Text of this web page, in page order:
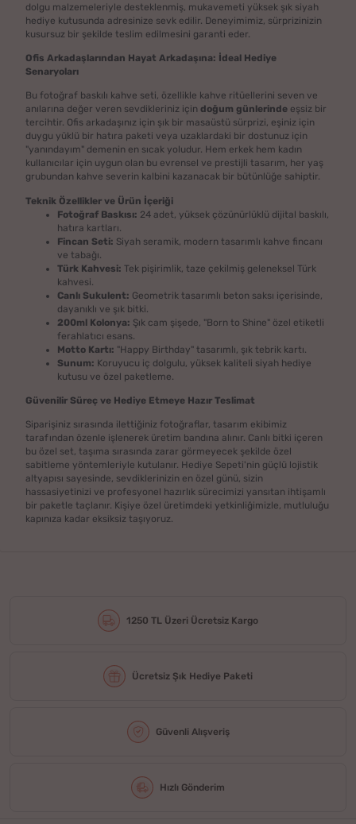
dolgu malzemeleriyle desteklenmiş, mukavemeti yüksek şık siyah
hediye kutusunda adresinize sevk edilir. Deneyimimiz, sürprizinizin
kusursuz bir şekilde teslim edilmesini garanti eder.
Ofis Arkadaşlarından Hayat Arkadaşına: İdeal Hediye
Senaryoları
Bu fotoğraf baskılı kahve seti, özellikle kahve ritüellerini seven ve
anılarına değer veren sevdikleriniz için doğum günlerinde eşsiz bir
tercihtir. Ofis arkadaşınız için şık bir masaüstü sürprizi, eşiniz için
duygu yüklü bir hatıra paketi veya uzaklardaki bir dostunuz için
"yanındayım" demenin en sıcak yoludur. Hem erkek hem kadın
kullanıcılar için uygun olan bu evrensel ve prestijli tasarım, her yaş
grubundan kahve severin kalbini kazanacak bir bütünlüğe sahiptir.
Teknik Özellikler ve Ürün İçeriği
Fotoğraf Baskısı: 24 adet, yüksek çözünürlüklü dijital baskılı,
hatıra kartları.
Fincan Seti: Siyah seramik, modern tasarımlı kahve fincanı
ve tabağı.
Türk Kahvesi: Tek pişirimlik, taze çekilmiş geleneksel Türk
kahvesi.
Canlı Sukulent: Geometrik tasarımlı beton saksı içerisinde,
dayanıklı ve şık bitki.
200ml Kolonya: Şık cam şişede, "Born to Shine" özel etiketli
ferahlatıcı esans.
Motto Kartı: "Happy Birthday" tasarımlı, şık tebrik kartı.
Sunum: Koruyucu iç dolgulu, yüksek kaliteli siyah hediye
kutusu ve özel paketleme.
Güvenilir Süreç ve Hediye Etmeye Hazır Teslimat
Siparişiniz sırasında ilettiğiniz fotoğraflar, tasarım ekibimiz
tarafından özenle işlenerek üretim bandına alınır. Canlı bitki içeren
bu özel set, taşıma sırasında zarar görmeyecek şekilde özel
sabitleme yöntemleriyle kutulanır. Hediye Sepeti'nin güçlü lojistik
altyapısı sayesinde, sevdiklerinizin en özel günü, sizin
hassasiyetinizi ve profesyonel hazırlık sürecimizi yansıtan ihtişamlı
bir paketle taçlanır. Kişiye özel üretimdeki yetkinliğimizle, mutluluğu
kapınıza kadar eksiksiz taşıyoruz.
1250 TL Üzeri Ücretsiz Kargo
Ücretsiz Şık Hediye Paketi
Güvenli Alışveriş
Hızlı Gönderim